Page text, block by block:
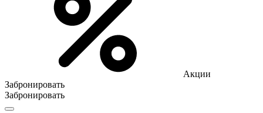
Акции
Забронировать
Забронировать